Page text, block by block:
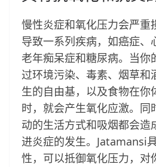
慢性炎症和氧化压力会严重
导致一系列疾病，如癌症、
老年痴呆症和糖尿病。当你
过环境污染、毒素、烟草和
生的自由基，以及食物在你
时，就会产生氧化应激。同
动的生活方式和吸烟都会造
进炎症的发生。Jatamansi
性，可以抵御氧化压力，对